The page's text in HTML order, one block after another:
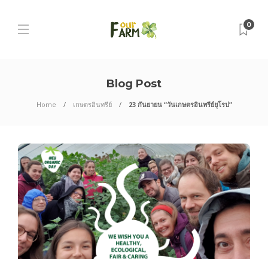
0
Blog Post
Home เกษตรอินทรีย์ 23 กันยายน “วันเกษตรอินทรีย์ยุโรป”